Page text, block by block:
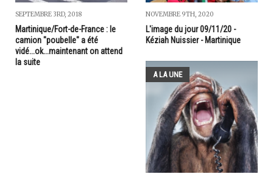
SEPTEMBRE 3RD, 2018
Martinique/Fort-de-France : le
camion "poubelle" a été
vidé...ok...maintenant on attend
la suite
NOVEMBRE 9TH, 2020
L'image du jour 09/11/20 -
Kéziah Nuissier - Martinique
A LA UNE